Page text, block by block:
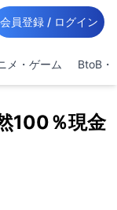
会員登録 / ログイン
メ・ゲーム BtoB・
100％現金